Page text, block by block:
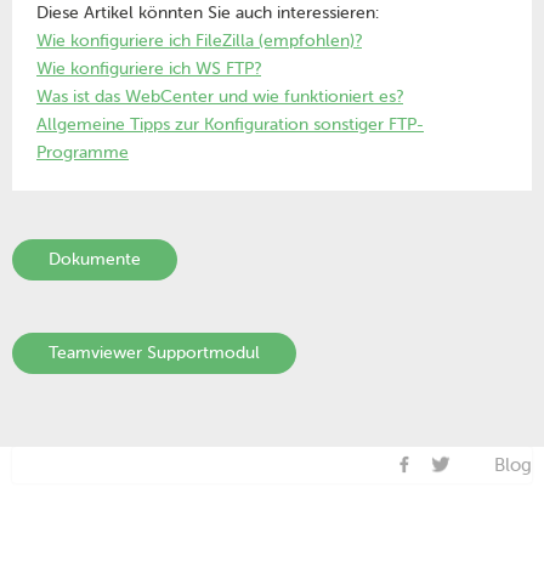
Diese Artikel könnten Sie auch interessieren:
Wie konfiguriere ich FileZilla (empfohlen)?
Wie konfiguriere ich WS FTP?
Was ist das WebCenter und wie funktioniert es?
Allgemeine Tipps zur Konfiguration sonstiger FTP-
Programme
Dokumente
Teamviewer Supportmodul
Blog